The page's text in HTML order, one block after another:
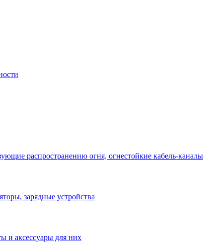
распространению огня, огнестойкие кабель-каналы
зарядные устройства
и аксессуары для них